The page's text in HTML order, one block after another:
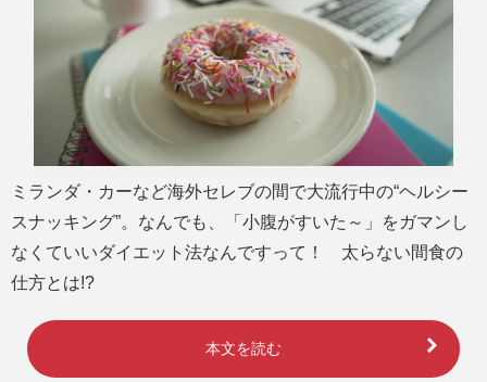
ミランダ・カーなど海外セレブの間で大流行中の“ヘルシー
スナッキング”。なんでも、「小腹がすいた～」をガマンし
なくていいダイエット法なんですって！ 太らない間食の
仕方とは!?
本文を読む